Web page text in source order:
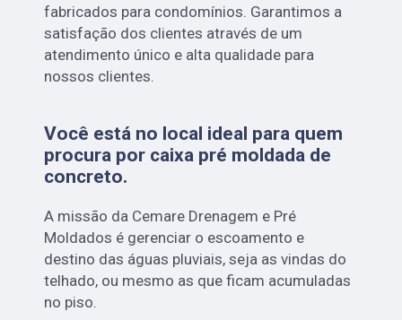
fabricados para condomínios. Garantimos a
satisfação dos clientes através de um
atendimento único e alta qualidade para
nossos clientes.
Você está no local ideal para quem
procura por caixa pré moldada de
concreto.
A missão da Cemare Drenagem e Pré
Moldados é gerenciar o escoamento e
destino das águas pluviais, seja as vindas do
telhado, ou mesmo as que ficam acumuladas
no piso.